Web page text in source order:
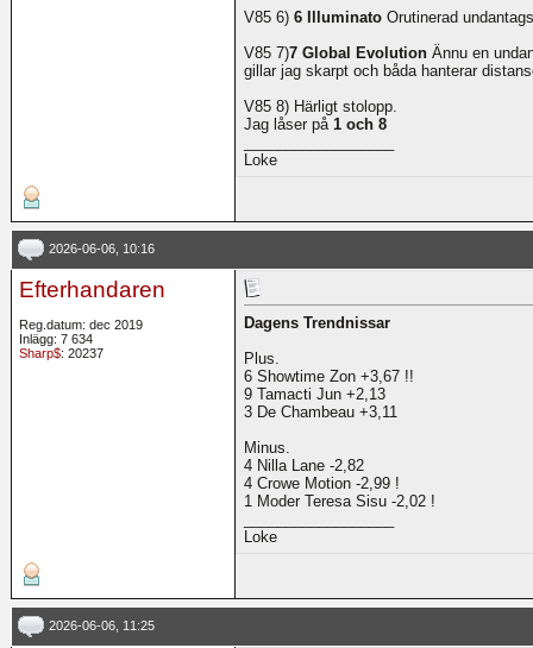
V85 6) 6 Illuminato Orutinerad
V85 7)7 Global Evolution Ännu en
gillar jag skarpt och båda hanterar
V85 8) Härligt stolopp.
Jag låser på 1 och 8
Loke
2026-06-06, 10:16
Efterhandaren
Reg.datum: dec 2019
Inlägg: 7 634
Sharp$: 20237
Dagens Trendnissar
Plus.
6 Showtime Zon +3,67 !!
9 Tamacti Jun +2,13
3 De Chambeau +3,11
Minus.
4 Nilla Lane -2,82
4 Crowe Motion -2,99 !
1 Moder Teresa Sisu -2,02 !
Loke
2026-06-06, 11:25